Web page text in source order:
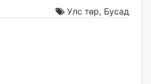
Улс төр, Бусад